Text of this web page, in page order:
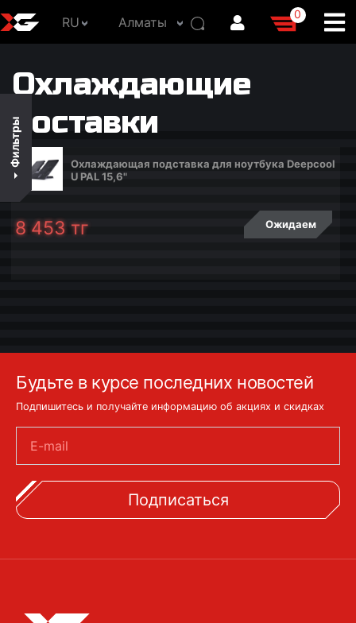
RU Алматы
0
Фильтры
В наличии
По цене
По названию
Охлаждающие
поставки
Охлаждающая подставка для ноутбука Deepcool
U PAL 15,6"
Ожидаем
8 453 тг
Будьте в курсе последних новостей
Подпишитесь и получайте информацию об акциях и скидках
E-mail
Подписаться